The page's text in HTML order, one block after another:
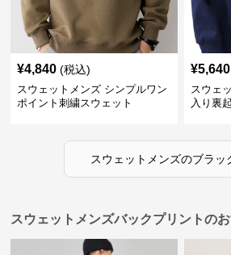
¥4,840 (税込)
スウェットメンズ シンプルワン
ポイント刺繍スウェット
¥5,640
スウェ
入り裏
スウェットメンズのブラッ
スウェットメンズバックプリントの